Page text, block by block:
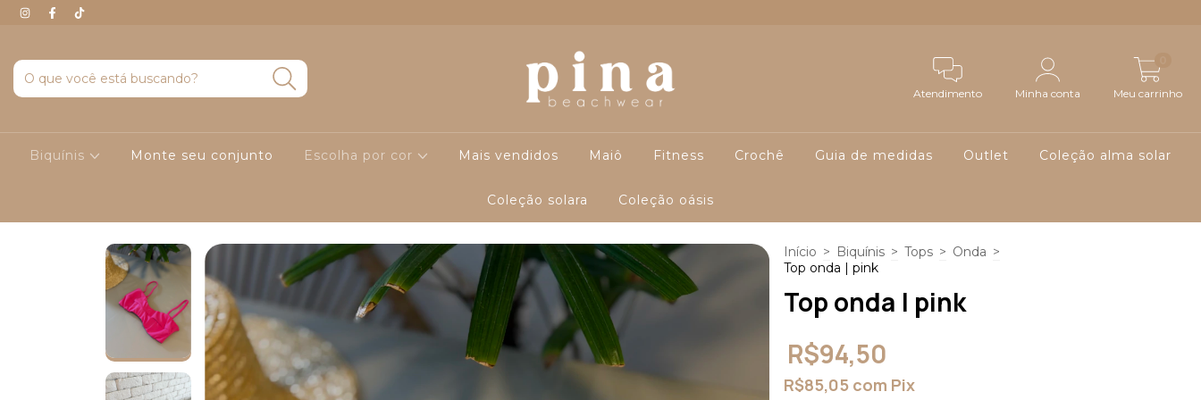
Atendimento Minha conta Meu carrinho
Biquínis Monte seu conjunto Escolha por cor Mais vendidos Maiô Fitness Crochê Guia de medidas Outlet Coleção alma solar
Coleção solara Coleção oásis
Início > Biquínis > Tops > Onda >
Top onda | pink
Top onda | pink
R$94,50
R$85,05 com Pix